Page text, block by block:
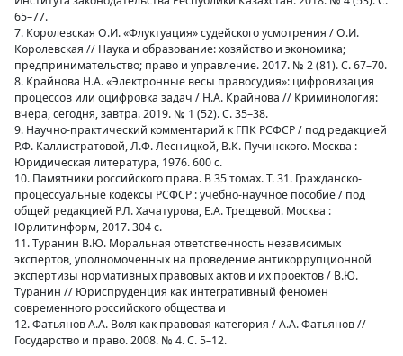
65–77.
7. Королевская О.И. «Флуктуация» судейского усмотрения / О.И.
Королевская // Наука и образование: хозяйство и экономика;
предпринимательство; право и управление. 2017. № 2 (81). С. 67–70.
8. Крайнова Н.А. «Электронные весы правосудия»: цифровизация
процессов или оцифровка задач / Н.А. Крайнова // Криминология:
вчера, сегодня, завтра. 2019. № 1 (52). С. 35–38.
9. Научно-практический комментарий к ГПК РСФСР / под редакцией
Р.Ф. Каллистратовой, Л.Ф. Лесницкой, В.К. Пучинского. Москва :
Юридическая литература, 1976. 600 с.
10. Памятники российского права. В 35 томах. Т. 31. Гражданско-
процессуальные кодексы РСФСР : учебно-научное пособие / под
общей редакцией Р.Л. Хачатурова, Е.А. Трещевой. Москва :
Юрлитинформ, 2017. 304 с.
11. Туранин В.Ю. Моральная ответственность независимых
экспертов, уполномоченных на проведение антикоррупционной
экспертизы нормативных правовых актов и их проектов / В.Ю.
Туранин // Юриспруденция как интегративный феномен
современного российского общества и
12. Фатьянов А.А. Воля как правовая категория / А.А. Фатьянов //
Государство и право. 2008. № 4. С. 5–12.